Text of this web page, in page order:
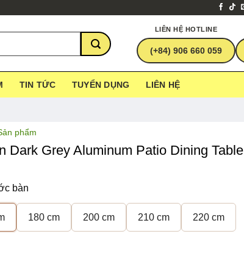
LIÊN HỆ HOTLINE
(+84) 906 660 059
TIN TỨC TUYỂN DỤNG LIÊN HỆ
phẩm
Dark Grey Aluminum Patio Dining Table
bàn
180 cm 200 cm 210 cm 220 cm